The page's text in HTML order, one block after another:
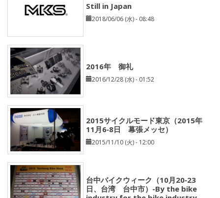
Still in Japan
2018/06/06 (水) - 08:48
2016年 御礼
2016/12/28 (水) - 01:52
2015サイクルモード東京（2015年
11月6‐8日 幕張メッセ）
2015/11/10 (火) - 12:00
台中バイクウィーク（10月20‐23
日、台湾 台中市）-By the bike